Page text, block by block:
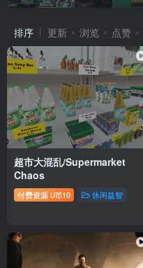
排序 更新 浏览 点赞
超市大混乱/Supermarket
Chaos
付费资源 U币10 休闲益智